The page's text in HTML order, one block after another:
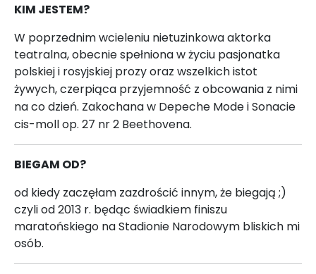
KIM JESTEM?
W poprzednim wcieleniu nietuzinkowa aktorka
teatralna, obecnie spełniona w życiu pasjonatka
polskiej i rosyjskiej prozy oraz wszelkich istot
żywych,czerpiąca przyjemność z obcowania z nimi
na co dzień. Zakochana w Depeche Mode i Sonacie
cis-moll op. 27 nr 2 Beethovena.
BIEGAM OD?
od kiedy zaczęłam zazdrościć innym, że biegają ;)
czyli od 2013 r. będąc świadkiem finiszu
maratońskiego na Stadionie Narodowym bliskich mi
osób.